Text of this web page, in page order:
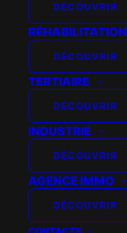
DÉCOUVRIR
RÉHABILITATION
DÉCOUVRIR
TERTIAIRE
DÉCOUVRIR
INDUSTRIE
DÉCOUVRIR
AGENCE IMMO
DÉCOUVRIR